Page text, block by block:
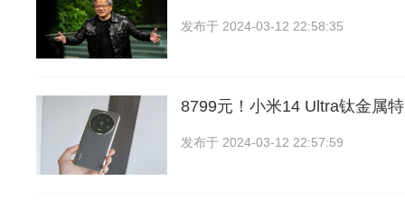
发布于 2024-03-12 22:58:35
8799元！小米14 Ultra钛金属
发布于 2024-03-12 22:57:59